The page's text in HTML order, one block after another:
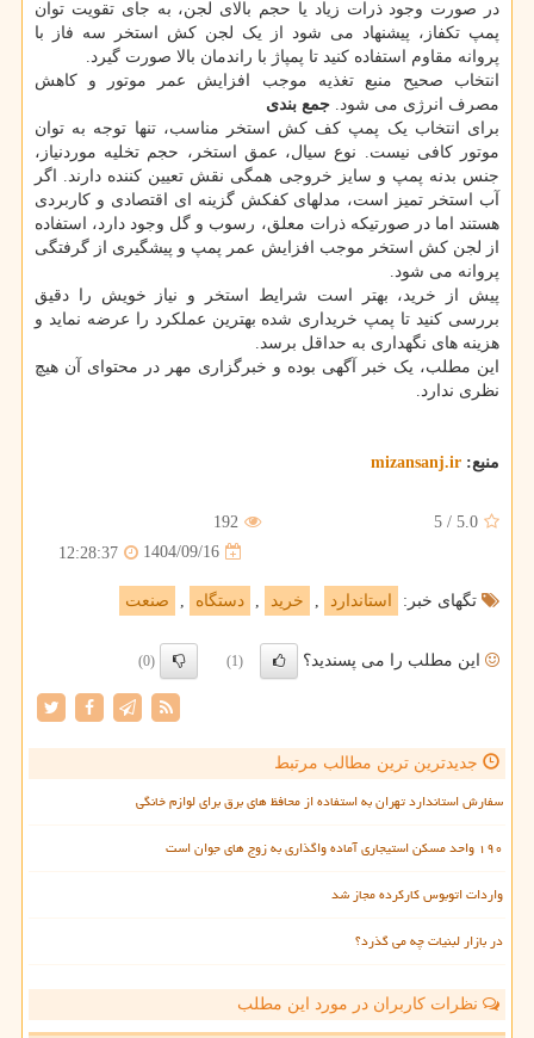
در صورت وجود ذرات زیاد یا حجم بالای لجن، به جای تقویت توان
پمپ تکفاز، پیشنهاد می شود از یک لجن کش استخر سه فاز با
پروانه مقاوم استفاده کنید تا پمپاژ با راندمان بالا صورت گیرد.
انتخاب صحیح منبع تغذیه موجب افزایش عمر موتور و کاهش
مصرف انرژی می شود. جمع بندی
برای انتخاب یک پمپ کف کش استخر مناسب، تنها توجه به توان
موتور کافی نیست. نوع سیال، عمق استخر، حجم تخلیه موردنیاز،
جنس بدنه پمپ و سایز خروجی همگی نقش تعیین کننده دارند. اگر
آب استخر تمیز است، مدلهای کفکش گزینه ای اقتصادی و کاربردی
هستند اما در صورتیکه ذرات معلق، رسوب و گل وجود دارد، استفاده
از لجن کش استخر موجب افزایش عمر پمپ و پیشگیری از گرفتگی
پروانه می شود.
پیش از خرید، بهتر است شرایط استخر و نیاز خویش را دقیق
بررسی کنید تا پمپ خریداری شده بهترین عملکرد را عرضه نماید و
هزینه های نگهداری به حداقل برسد.
این مطلب، یک خبر آگهی بوده و خبرگزاری مهر در محتوای آن هیچ
نظری ندارد.
منبع: mizansanj.ir
5.0
/
5
192
1404/09/16
12:28:37
تگهای خبر: استاندارد , خرید , دستگاه , صنعت
این مطلب را می پسندید؟ (1)
(0)
جدیدترین ترین مطالب مرتبط
سفارش استاندارد تهران به استفاده از محافظ های برق برای لوازم خانگی
۱۹۰ واحد مسکن استیجاری آماده واگذاری به زوج های جوان است
واردات اتوبوس کارکرده مجاز شد
در بازار لبنیات چه می گذرد؟
نظرات کاربران در مورد این مطلب